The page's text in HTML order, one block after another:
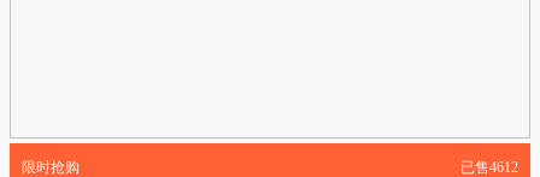
限时抢购 已售4612